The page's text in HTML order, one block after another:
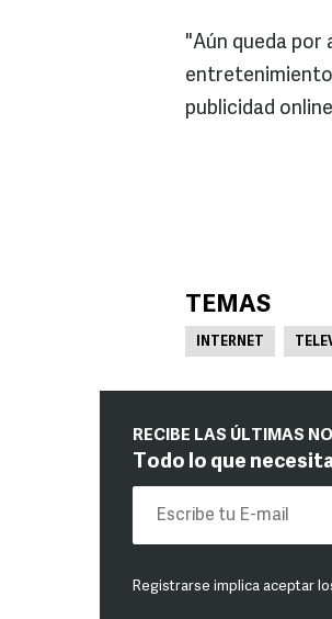
"Aún queda por
publicidad
TEMAS
INTERNET
RECIBE LAS ÚLTIMAS
Todo lo que
Registrarse implica aceptar